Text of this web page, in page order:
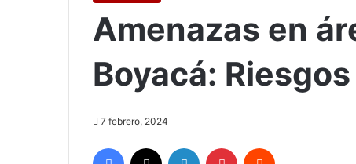
Amenazas en
Boyacá:
7 febrero, 2024
Facebook LinkedIn Pinterest